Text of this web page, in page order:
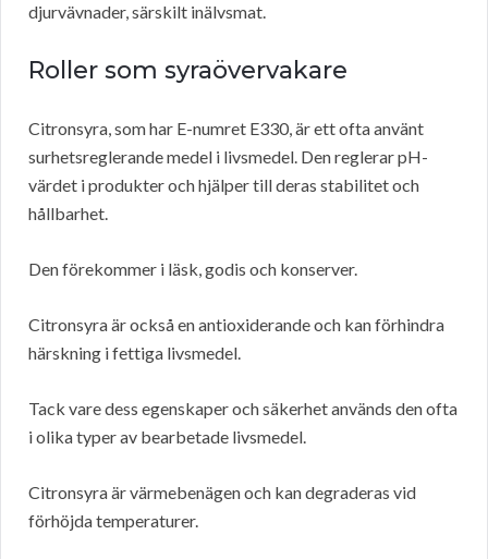
djurvävnader, särskilt inälvsmat.
Roller som syraövervakare
Citronsyra, som har E-numret E330, är ett ofta använt
surhetsreglerande medel i livsmedel. Den reglerar pH-
värdet i produkter och hjälper till deras stabilitet och
hållbarhet.
Den förekommer i läsk, godis och konserver.
Citronsyra är också en antioxiderande och kan förhindra
härskning i fettiga livsmedel.
Tack vare dess egenskaper och säkerhet används den ofta
i olika typer av bearbetade livsmedel.
Citronsyra är värmebenägen och kan degraderas vid
förhöjda temperaturer.